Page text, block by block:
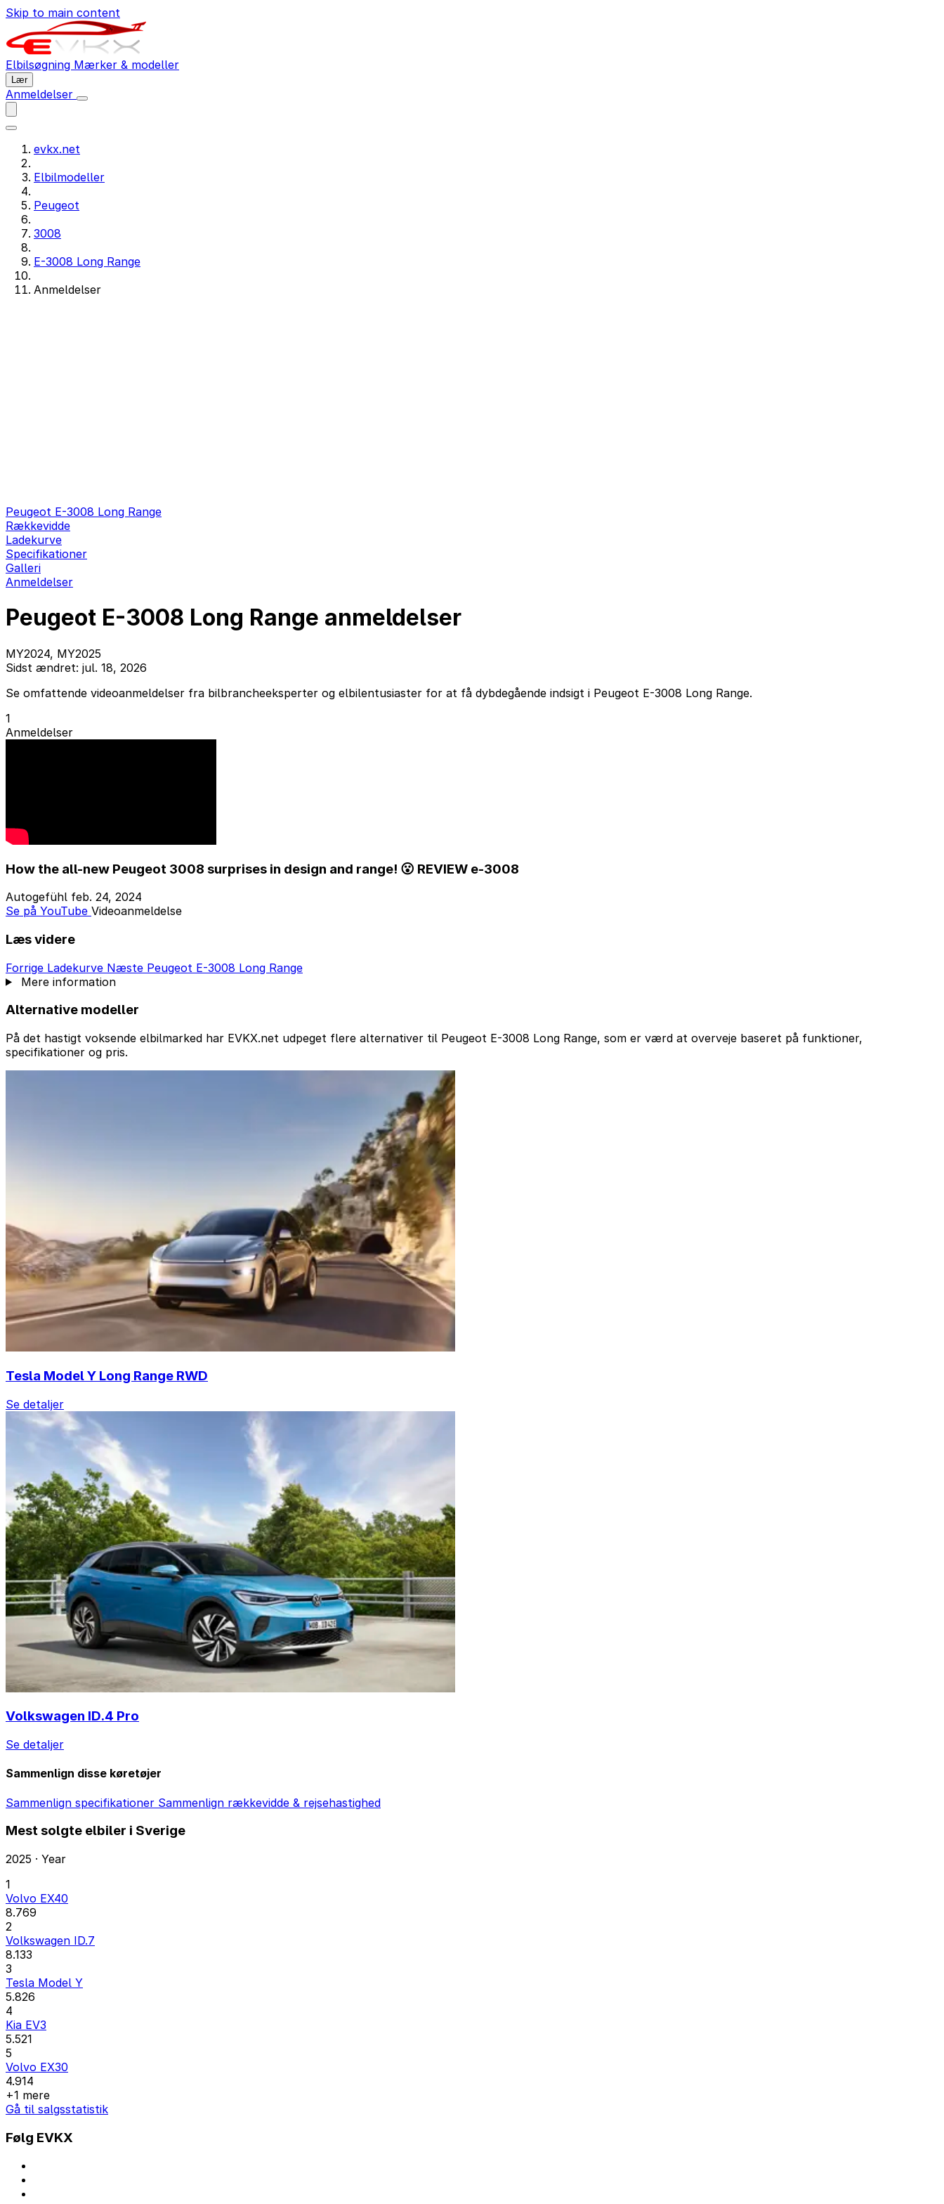
Skip to main content
Elbilsøgning Mærker & modeller
Lær
Anmeldelser
evkx.net
Elbilmodeller
Peugeot
3008
E-3008 Long Range
Anmeldelser
Peugeot E-3008 Long Range
Rækkevidde
Ladekurve
Specifikationer
Galleri
Anmeldelser
Peugeot E-3008 Long Range anmeldelser
MY2024, MY2025
Sidst ændret: jul. 18, 2026
Se omfattende videoanmeldelser fra bilbrancheeksperter og elbilentusiaster for at få dybdegående indsigt i Peugeot E-3008 Long Range.
1
Anmeldelser
How the all-new Peugeot 3008 surprises in design and range! 😮 REVIEW e-3008
Autogefühl feb. 24, 2024
Se på YouTube Videoanmeldelse
Læs videre
Forrige Ladekurve Næste Peugeot E-3008 Long Range
Mere information
Alternative modeller
På det hastigt voksende elbilmarked har EVKX.net udpeget flere alternativer til Peugeot E-3008 Long Range, som er værd at overveje baseret på funktioner,
specifikationer og pris.
Tesla Model Y Long Range RWD
Se detaljer
Volkswagen ID.4 Pro
Se detaljer
Sammenlign disse køretøjer
Sammenlign specifikationer Sammenlign rækkevidde & rejsehastighed
Mest solgte elbiler i Sverige
2025 · Year
1
Volvo EX40
8.769
2
Volkswagen ID.7
8.133
3
Tesla Model Y
5.826
4
Kia EV3
5.521
5
Volvo EX30
4.914
+1 mere
Gå til salgsstatistik
Følg EVKX